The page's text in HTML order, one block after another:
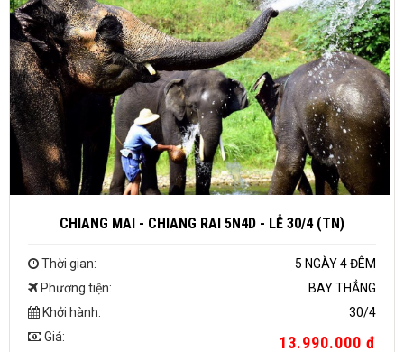
CHIANG MAI - CHIANG RAI 5N4D - LỄ 30/4 (TN)
Thời gian:
5 NGÀY 4 ĐÊM
Phương tiện:
BAY THẲNG
Khởi hành:
30/4
Giá:
13.990.000 đ